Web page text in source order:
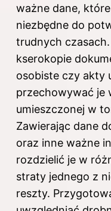
ważne dane,
niezbędne do
trudnych
kserokopie
osobiste czy akty
przechowywać je
umieszczonej w
Zawierając dane
oraz inne ważne
rozdzielić je w
straty jednego z
reszty.